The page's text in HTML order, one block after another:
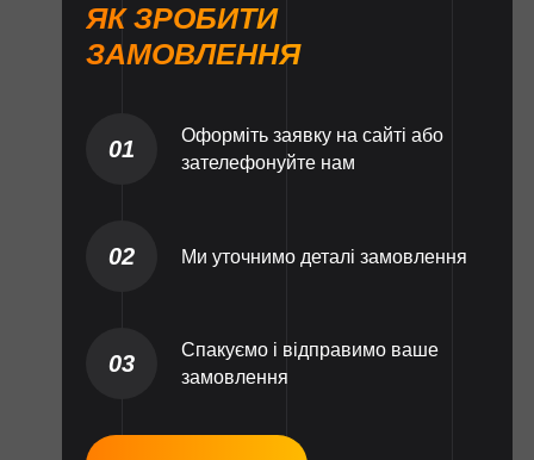
ЯК ЗРОБИТИ
ЗАМОВЛЕННЯ
01
Оформіть заявку на сайті або
зателефонуйте нам
02 Ми уточнимо деталі замовлення
03
Спакуємо і відправимо ваше
замовлення